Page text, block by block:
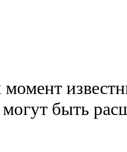
могут быть